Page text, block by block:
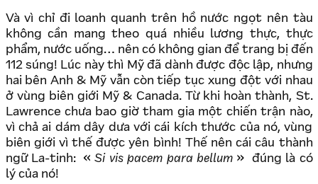
Và vì chỉ đi loanh quanh trên hồ nước ngọt nên tàu
không cần mang theo quá nhiều lương thực, thực
phẩm, nước uống… nên có không gian để trang bị đến
112 súng! Lúc này thì Mỹ đã dành được độc lập, nhưng
hai bên Anh & Mỹ vẫn còn tiếp tục xung đột với nhau
ở vùng biên giới Mỹ & Canada. Từ khi hoàn thành, St.
Lawrence chưa bao giờ tham gia một chiến trận nào,
vì chả ai dám dây dưa với cái kích thước của nó, vùng
biên giới vì thế được yên bình! Thế nên cái câu thành
ngữ La-tinh:
Si vis pacem para bellum
đúng là có
lý của nó!